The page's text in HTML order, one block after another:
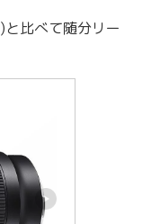
)と比べて随分リー